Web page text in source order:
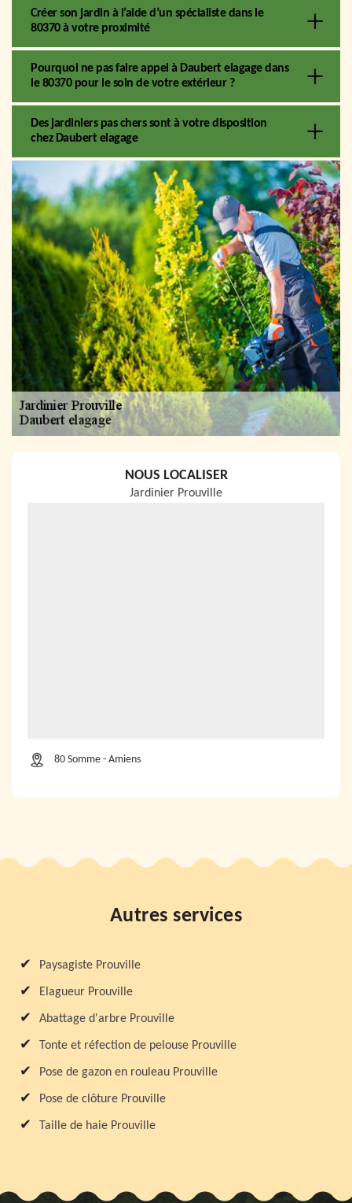
Créer son jardin à l’aide d’un spécialiste dans le
80370 à votre proximité
Pourquoi ne pas faire appel à Daubert elagage dans
le 80370 pour le soin de votre extérieur ?
Des jardiniers pas chers sont à votre disposition
chez Daubert elagage
NOUS LOCALISER
Jardinier Prouville
80 Somme - Amiens
Autres services
Paysagiste Prouville
Elagueur Prouville
Abattage d'arbre Prouville
Tonte et réfection de pelouse Prouville
Pose de gazon en rouleau Prouville
Pose de clôture Prouville
Taille de haie Prouville